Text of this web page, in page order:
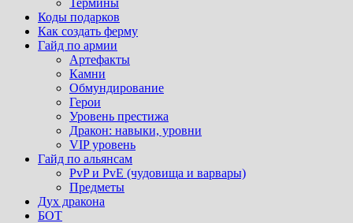
Термины
Коды подарков
Как создать ферму
Гайд по армии
Артефакты
Камни
Обмундирование
Герои
Уровень престижа
Дракон: навыки, уровни
VIP уровень
Гайд по альянсам
PvP и PvE (чудовища и варвары)
Предметы
Дух дракона
БОТ